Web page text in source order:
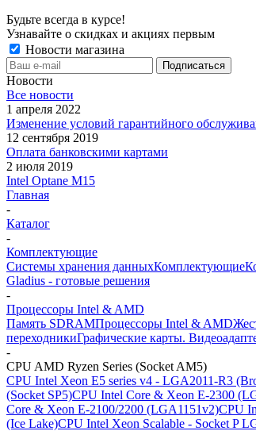
Будьте всегда в курсе!
Узнавайте о скидках и акциях первым
Новости магазина
Новости
Все новости
1 апреля 2022
Изменение условий гарантийного
12 сентября 2019
Оплата банковскими картами
2 июля 2019
Intel Optane M15
Главная
-
Каталог
-
Комплектующие
Системы хранения данныхКомплектующие
Gladius - готовые решения
-
Процессоры Intel & AMD
Память SDRAMПроцессоры Intel & AMD
переходникиГрафические карты.
-
CPU AMD Ryzen Series (Socket AM5)
CPU Intel Xeon E5 series v4 - LGA2011-R3
(Socket SP5)CPU Intel Core & Xeon E-2300
Core & Xeon E-2100/2200 (LGA1151v2)CPU
(Ice Lake)CPU Intel Xeon Scalable - Socket P